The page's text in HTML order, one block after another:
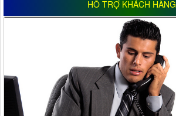
HỖ TRỢ KHÁCH HÀNG